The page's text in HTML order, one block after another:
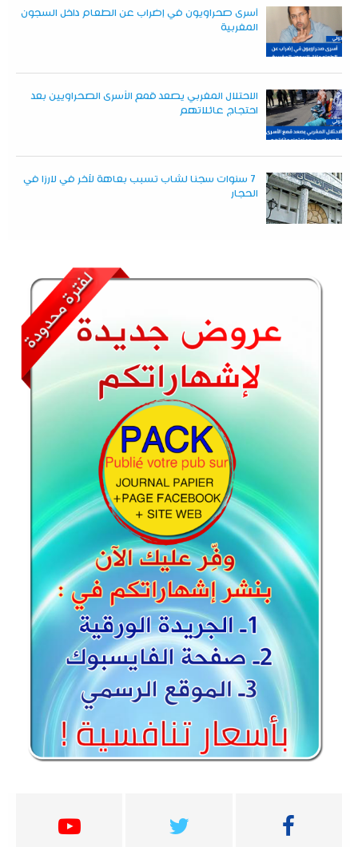
أسرى صحراويون في إضراب عن الطعام داخل السجون
المغربية
الاحتلال المغربي يصعد قمع الأسرى الصحراويين بعد
احتجاج عائلاتهم
7 سنوات سجنا لشاب تسبب بعاهة لآخر في لارزا في
الحجار